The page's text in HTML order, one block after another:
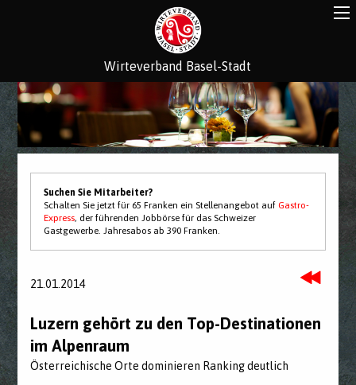
Wirteverband Basel-Stadt
Suchen Sie Mitarbeiter?
Schalten Sie jetzt für 65 Franken ein Stellenangebot aufGastro-
Express, der führenden Jobbörse für das Schweizer
Gastgewerbe. Jahresabos ab 390 Franken.
21.01.2014
Luzern gehört zu den Top-Destinationen
im Alpenraum
Österreichische Orte dominieren Ranking deutlich